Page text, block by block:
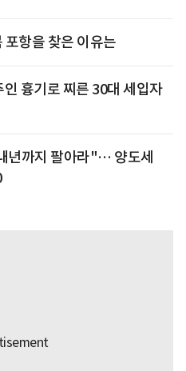
포항을 찾은 이유는
흉기로 찌른 30대 세입자
년까지 팔아라"… 양도세